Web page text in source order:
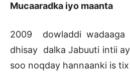
Mucaaradka iyo maanta
2009 dowladdi wadaaga
dhisay dalka Jabuuti intii
soo noqday hannaanki is